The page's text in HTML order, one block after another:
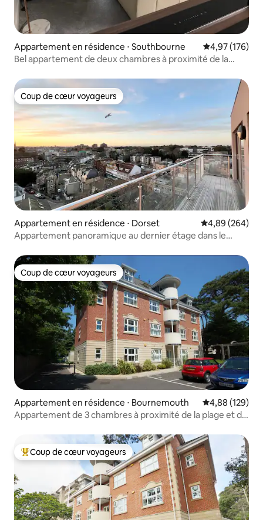
Appartement en résidence ⋅ Southbourne Évaluation
4,97 (176)
Bel appartement de deux chambres à proximité de la
Coup de cœur voyageurs
Coup de cœur voyageurs
Appartement en résidence ⋅ Dorset Évaluation
4,89 (264)
Appartement panoramique au dernier étage dans le
Coup de cœur voyageurs
Coup de cœur voyageurs
Appartement en résidence ⋅ Bournemouth Évaluation
4,88 (129)
Appartement de 3 chambres à proximité de la plage et du
Coups de cœur voyageurs les plus appréciés
Coup de cœur voyageurs